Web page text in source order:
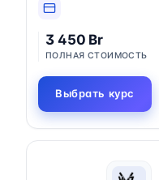
3 450 Br
ПОЛНАЯ СТОИМОСТЬ
Выбрать курс